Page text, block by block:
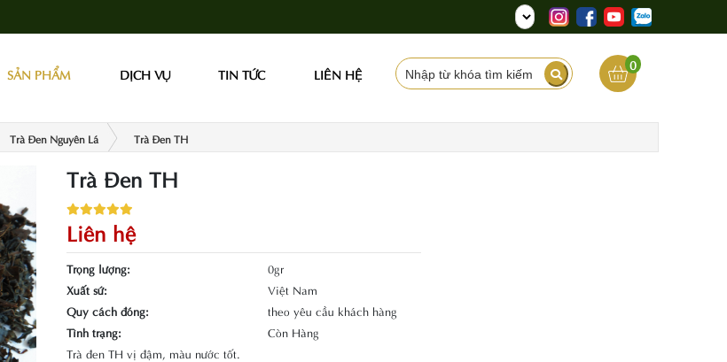
SẢN PHẨM DỊCH VỤ TIN TỨC LIÊN HỆ 0
Trà Đen Nguyên Lá Trà Đen TH
Trà Đen TH
Liên hệ
Trọng lượng:
Xuất sứ:
Quy cách đóng:
Tình trạng:
0gr
Việt Nam
theo yêu cầu khách hàng
Còn Hàng
Trà đen TH vị đậm, màu nước tốt.